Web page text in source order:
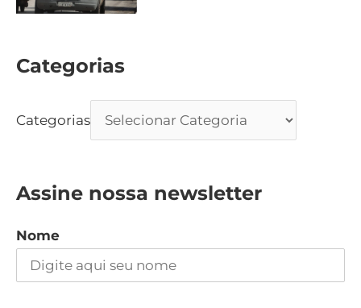
Categorias
Categorias
Assine nossa newsletter
Nome